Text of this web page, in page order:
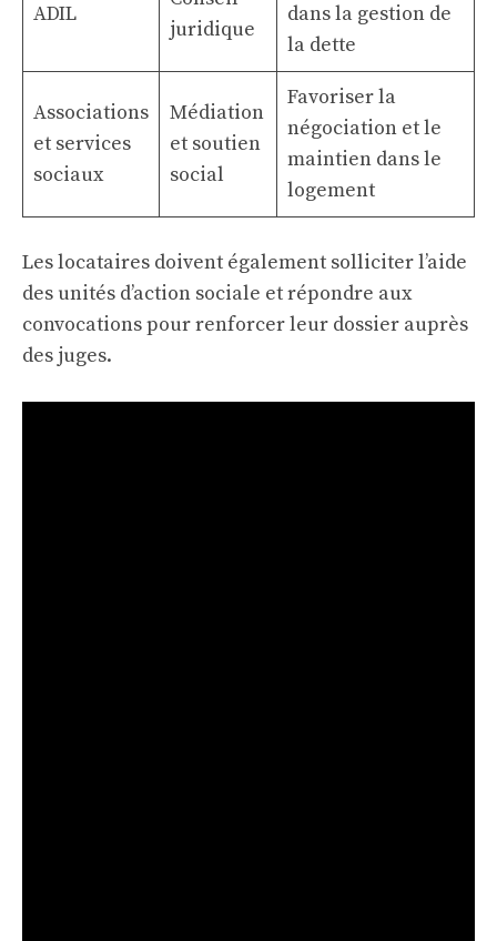
ADIL
juridique
dans la gestion de
la dette
Associations
et services
sociaux
Médiation
et soutien
social
Favoriser la
négociation et le
maintien dans le
logement
Les locataires doivent également solliciter l’aide
des unités d’action sociale et répondre aux
convocations pour renforcer leur dossier auprès
des juges.